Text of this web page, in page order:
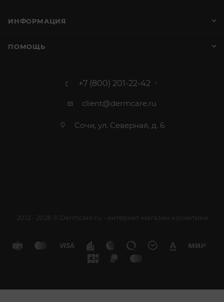
ИНФОРМАЦИЯ
ПОМОЩЬ
+7 (800) 201-22-42
client@dermcare.ru
Сочи, ул. Северная, д. 6
2012 - 2026 © Dermcare.ru - интернет-магазин косметики